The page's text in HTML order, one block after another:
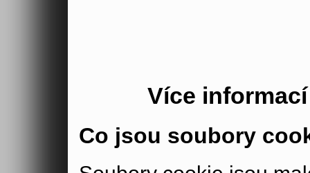
Více
Co jsou soubory